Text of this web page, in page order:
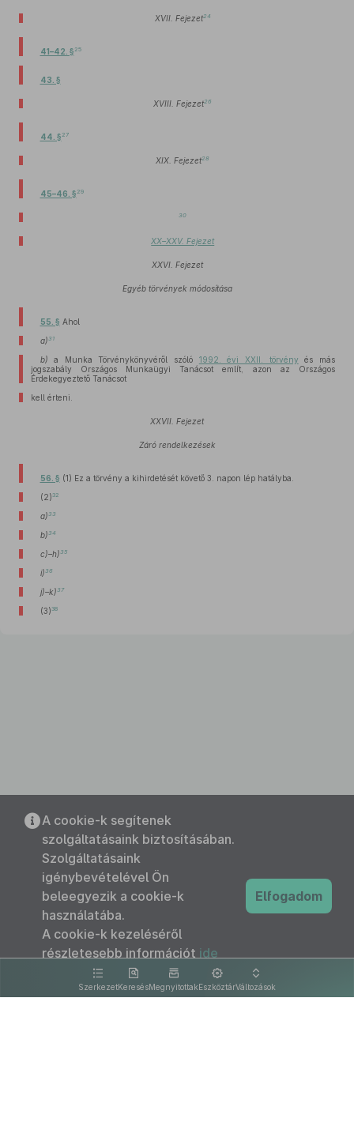
XVII. Fejezet24
41–42. § 25
43. §
XVIII. Fejezet26
44. § 27
XIX. Fejezet28
45–46. § 29
30
XX–XXV. Fejezet
XXVI. Fejezet
Egyéb törvények módosítása
55. § Ahol
a) 31
b) a Munka Törvénykönyvéről szóló 1992. évi XXII. törvény és más
jogszabály Országos Munkaügyi Tanácsot említ, azon az Országos
Érdekegyeztető Tanácsot
kell érteni.
XXVII. Fejezet
Záró rendelkezések
56. § (1) Ez a törvény a kihirdetését követő 3. napon lép hatályba.
(2) 32
a) 33
b) 34
c)–h) 35
i) 36
j)–k) 37
(3) 38
SzerkezetKeresésMegnyitottakEszköztárVáltozások
A cookie-k segítenek
szolgáltatásaink biztosításában.
Szolgáltatásaink
igénybevételével Ön
beleegyezik a cookie-k
használatába.
A cookie-k kezeléséről
részletesebb információt ide
kattintva olvashat.
Elfogadom